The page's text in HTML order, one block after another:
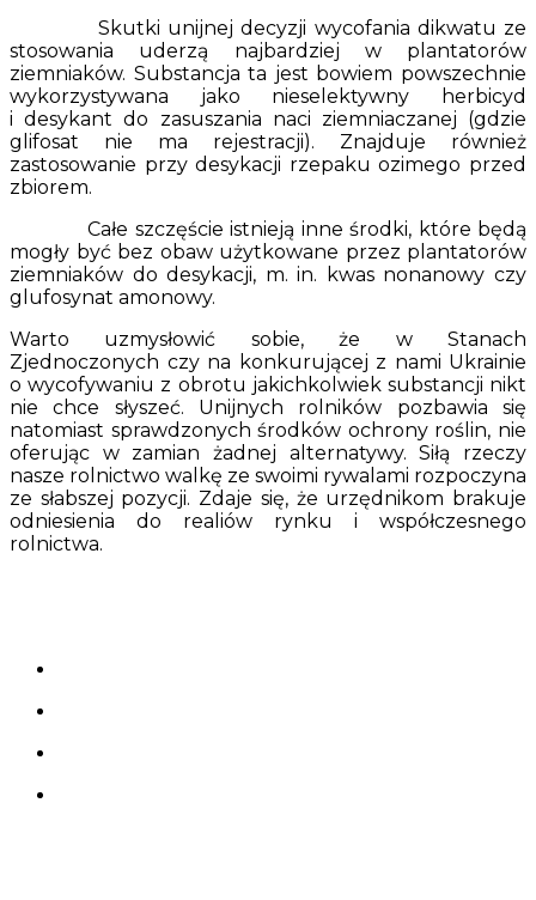
Skutki unijnej decyzji wycofania dikwatu ze
stosowania uderzą najbardziej w plantatorów
ziemniaków. Substancja ta jest bowiem powszechnie
wykorzystywana jako nieselektywny herbicyd
i desykant do zasuszania naci ziemniaczanej (gdzie
glifosat nie ma rejestracji). Znajduje również
zastosowanie przy desykacji rzepaku ozimego przed
zbiorem.
Całe szczęście istnieją inne środki, które będą
mogły być bez obaw użytkowane przez plantatorów
ziemniaków do desykacji, m. in. kwas nonanowy czy
glufosynat amonowy.
Warto uzmysłowić sobie, że w Stanach
Zjednoczonych czy na konkurującej z nami Ukrainie
o wycofywaniu z obrotu jakichkolwiek substancji nikt
nie chce słyszeć. Unijnych rolników pozbawia się
natomiast sprawdzonych środków ochrony roślin, nie
oferując w zamian żadnej alternatywy. Siłą rzeczy
nasze rolnictwo walkę ze swoimi rywalami rozpoczyna
ze słabszej pozycji. Zdaje się, że urzędnikom brakuje
odniesienia do realiów rynku i współczesnego
rolnictwa.